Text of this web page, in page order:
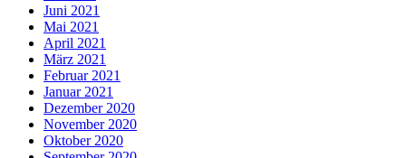
Juni 2021
Mai 2021
April 2021
März 2021
Februar 2021
Januar 2021
Dezember 2020
November 2020
Oktober 2020